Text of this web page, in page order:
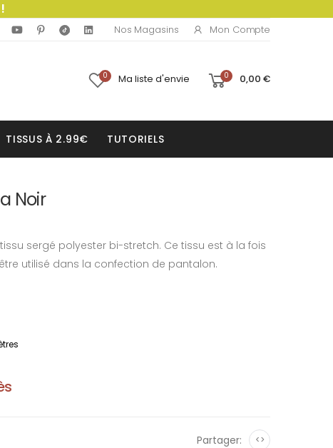
Nos Magasins Mon Compte
0 Ma liste d'envie 0 0,00 €
TISSUS À 2.99€ TUTORIELS
Noir
sergé polyester bi-stretch. Ce tissu est à la fois
utilisé dans la confection de pantalon.
Partager: <>